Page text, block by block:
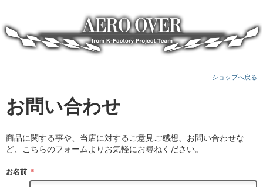
ショップへ戻る
お問い合わせ
商品に関する事や、当店に対するご意見ご感想、お問い合わせな
ど、こちらのフォームよりお気軽にお尋ねください。
お名前 ＊